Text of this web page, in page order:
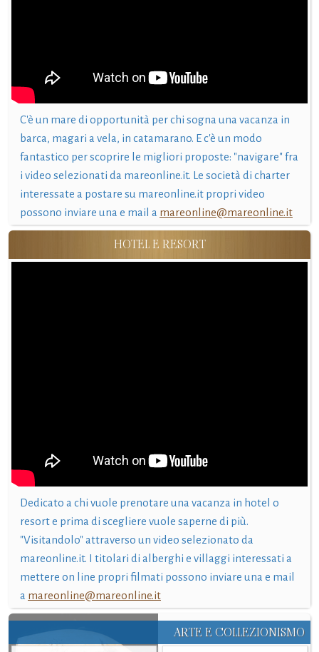
C'è un mare di opportunità per chi sogna una vacanza in
barca, magari a vela, in catamarano. E c'è un modo
fantastico per scoprire le migliori proposte: "navigare" fra
i video selezionati da mareonline.it. Le società di charter
interessate a postare su mareonline.it propri video
possono inviare una e mail a mareonline@mareonline.it
HOTEL E RESORT
Dedicato a chi vuole prenotare una vacanza in hotel o
resort e prima di scegliere vuole saperne di più.
"Visitandolo" attraverso un video selezionato da
mareonline.it. I titolari di alberghi e villaggi interessati a
mettere on line propri filmati possono inviare una e mail
a mareonline@mareonline.it
ARTE E COLLEZIONISMO